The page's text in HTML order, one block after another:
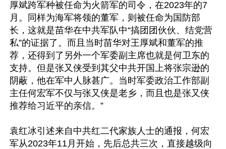
厚斌跨军种被任命为火箭军的司令，在2023年的7
月。同样为海军将领的董军，则被任命为国防部
长，这就是苗华在中共军队中“搞团团伙伙、结党营
私”的证据了。而且当时苗华对王厚斌和董军的推
荐，还得到了另外一个军委副主席也就是何卫东的
支持。但是张又侠受到其父中共开国上将张宗逊的
阴蔽，他在军中人脉甚广。当时军委政治工作部副
主任何宏军不仅与张又侠是老乡，而且也是张又侠
推荐给习近平的亲信。”
袁红冰引述来自中共红二代家族人士的通报，何宏
军从2023年11月开始，先后总共三次，直接越级向